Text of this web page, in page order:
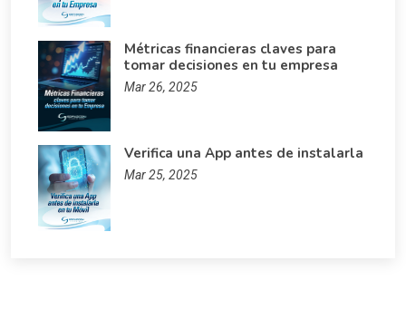
Métricas financieras claves para
tomar decisiones en tu empresa
Mar 26, 2025
Verifica una App antes de instalarla
Mar 25, 2025